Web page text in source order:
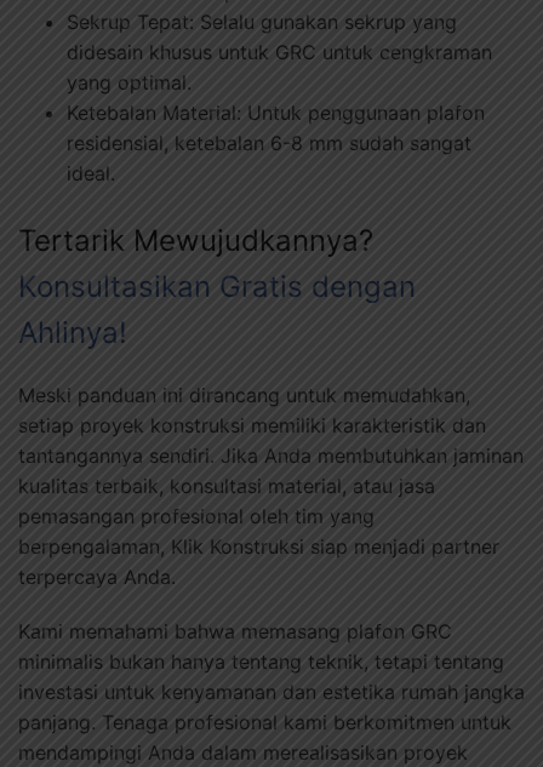
Sekrup Tepat: Selalu gunakan sekrup yang
didesain khusus untuk GRC untuk cengkraman
yang optimal.
Ketebalan Material: Untuk penggunaan plafon
residensial, ketebalan 6-8 mm sudah sangat
ideal.
Tertarik Mewujudkannya?
Konsultasikan Gratis dengan
Ahlinya!
Meski panduan ini dirancang untuk memudahkan,
setiap proyek konstruksi memiliki karakteristik dan
tantangannya sendiri. Jika Anda membutuhkan jaminan
kualitas terbaik, konsultasi material, atau jasa
pemasangan profesional oleh tim yang
berpengalaman, Klik Konstruksi siap menjadi partner
terpercaya Anda.
Kami memahami bahwa memasang plafon GRC
minimalis bukan hanya tentang teknik, tetapi tentang
investasi untuk kenyamanan dan estetika rumah jangka
panjang. Tenaga profesional kami berkomitmen untuk
mendampingi Anda dalam merealisasikan proyek